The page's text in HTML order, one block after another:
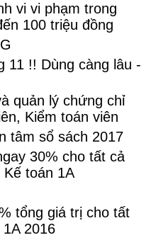
vi vi phạm trong
100 triệu đồng
11 !! Dùng càng lâu -
quản lý chứng chỉ
Kiểm toán viên
tâm sổ sách 2017
30% cho tất cả
toán 1A
tổng giá trị cho tất
2016